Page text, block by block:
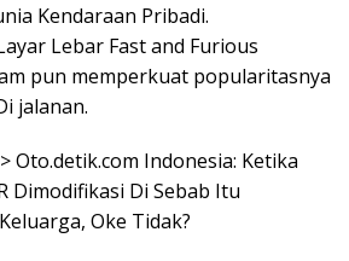
Kendaraan Pribadi.
Lebar Fast and Furious
pun memperkuat popularitasnya
jalanan.
Oto.detik.com Indonesia: Ketika
Dimodifikasi Di Sebab Itu
Oke Tidak?